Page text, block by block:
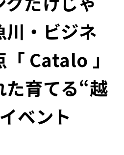
川・ビジネ
Catalo 」
た育てる“越
ベント